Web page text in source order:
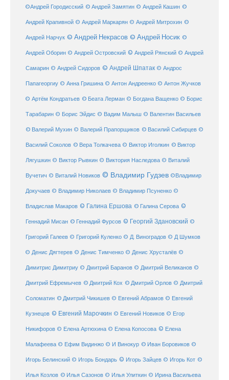
©Андрей Городисский © Андрей Замятин © Андрей Кашин ©
Андрей Крапивной © Андрей Маркарян © Андрей Митрохин ©
Андрей Нарчук © Андрей Некрасов © Андрей Носик ©
Андрей Оборин © Андрей Островский © Андрей Рянский © Андрей
Самарин © Андрей Сидоров © Андрей Шпатак © Андрос
Папагеоргиу © Анна Гришина © Антон Андреенко © Антон Жучков
© Артём Кондратьев © Беата Лерман © Богдана Ващенко © Борис
Тарабарин © Борис Эйдис © Вадим Малыш © Валентин Васильев
© Валерий Мухин © Валерий Прапорщиков © Василий Сибирцев ©
Василий Соколов © Вера Толкачева © Виктор Иголкин © Виктор
Лягушкин © Виктор Рывкин © Виктория Наследова © Виталий
Вучетич © Виталий Новиков © Владимир Гудзев ©Владимир
Докучаев © Владимир Николаев © Владимир Псуненко ©
Владислав Макаров © Галина Ершова © Галина Серова ©
Геннадий Мисан © Геннадий Фурсов © Георгий Здановский ©
Григорий Галеев © Григорий Куленко © Д. Виноградов © Д Шумков
© Денис Дягтерев © Денис Тимченко © Денис Хрусталёв ©
Димитрис Димитриу © Дмитрий Баранов © Дмитрий Великанов ©
Дмитрий Ефремычев © Дмитрий Кох © Дмитрий Орлов © Дмитрий
Соломатин © Дмитрий Чикишев © Евгений Абрамов © Евгений
Кузнецов © Евгений Марочкин © Евгений Новиков © Егор
Никифоров © Елена Артюхина © Елена Копосова © Елена
Малафеева © Ефим Видинжо © И Винокур © Иван Боровиков ©
Игорь Белинский © Игорь Бондарь © Игорь Зайцев © Игорь Кот ©
Илья Козлов © Илья Сазонов © Илья Улиткин © Ирина Васильева